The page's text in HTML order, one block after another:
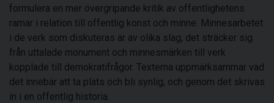
formulera en mer övergripande kritik av offentlighetens
ramar i relation till offentlig konst och minne. Minnesarbetet
i de verk som diskuteras är av olika slag; det sträcker sig
från uttalade monument och minnesmärken till verk
kopplade till demokratifrågor. Texterna uppmärksammar vad
det innebär att ta plats och bli synlig, och genom det skrivas
in i en offentlig historia.